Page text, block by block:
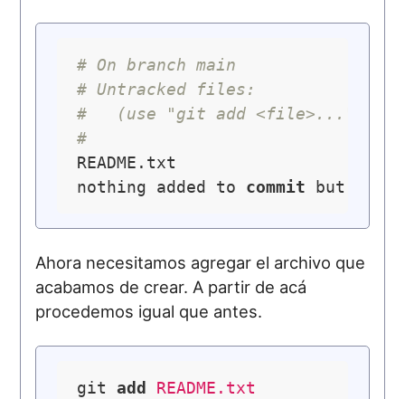
# On branch main
# Untracked files:
#   (use "git add <file>..." to
#
README.txt
nothing added to commit but
Ahora necesitamos agregar el archivo que
acabamos de crear. A partir de acá
procedemos igual que antes.
git add
README.txt